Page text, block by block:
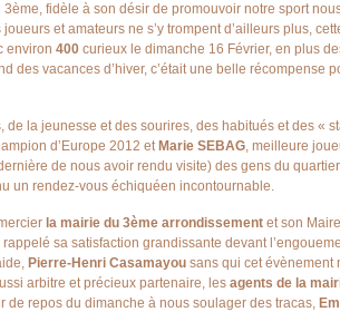
fidèle à son désir de promouvoir notre sport
et amateurs ne s’y trompent d’ailleurs plus,
environ 400 curieux le dimanche 16 Février, en plus
des vacances d’hiver, c’était une belle récompense
la jeunesse et des sourires, des habitués et des «
d’Europe 2012 et Marie SEBAG, meilleure
de nous avoir rendu visite) des gens du
un rendez-vous échiquéen incontournable.
la mairie du 3ème arrondissement et son Maire
sa satisfaction grandissante devant
Pierre-Henri Casamayou sans qui cet évènement
arbitre et précieux partenaire, les agents de la
repos du dimanche à nous soulager des tracas,